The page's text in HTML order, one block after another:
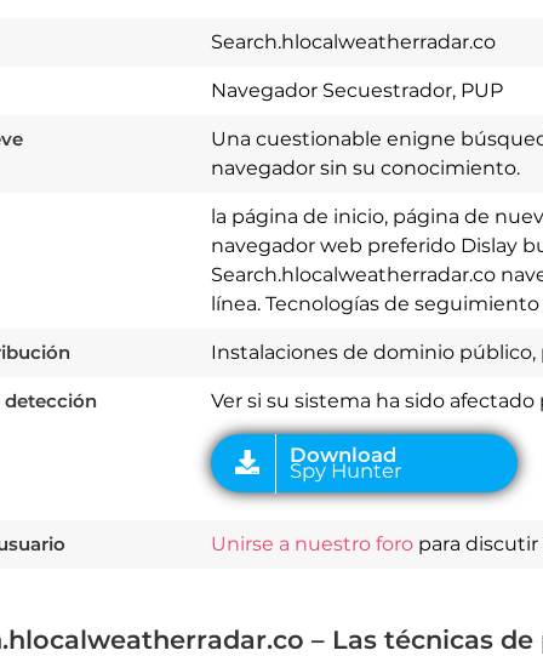
Search.hlocalweatherradar.co
Navegador Secuestrador, PUP
Una cuestionable enigne
navegador sin su conocimiento.
la página de inicio, página de
navegador web preferido Dislay
Search.hlocalweatherradar.co
línea. Tecnologías de
Instalaciones de dominio
detección Ver si su sistema ha sido afectado
Download
Spy Hunter
Unirse a nuestro foro para discutir
– Las técnicas